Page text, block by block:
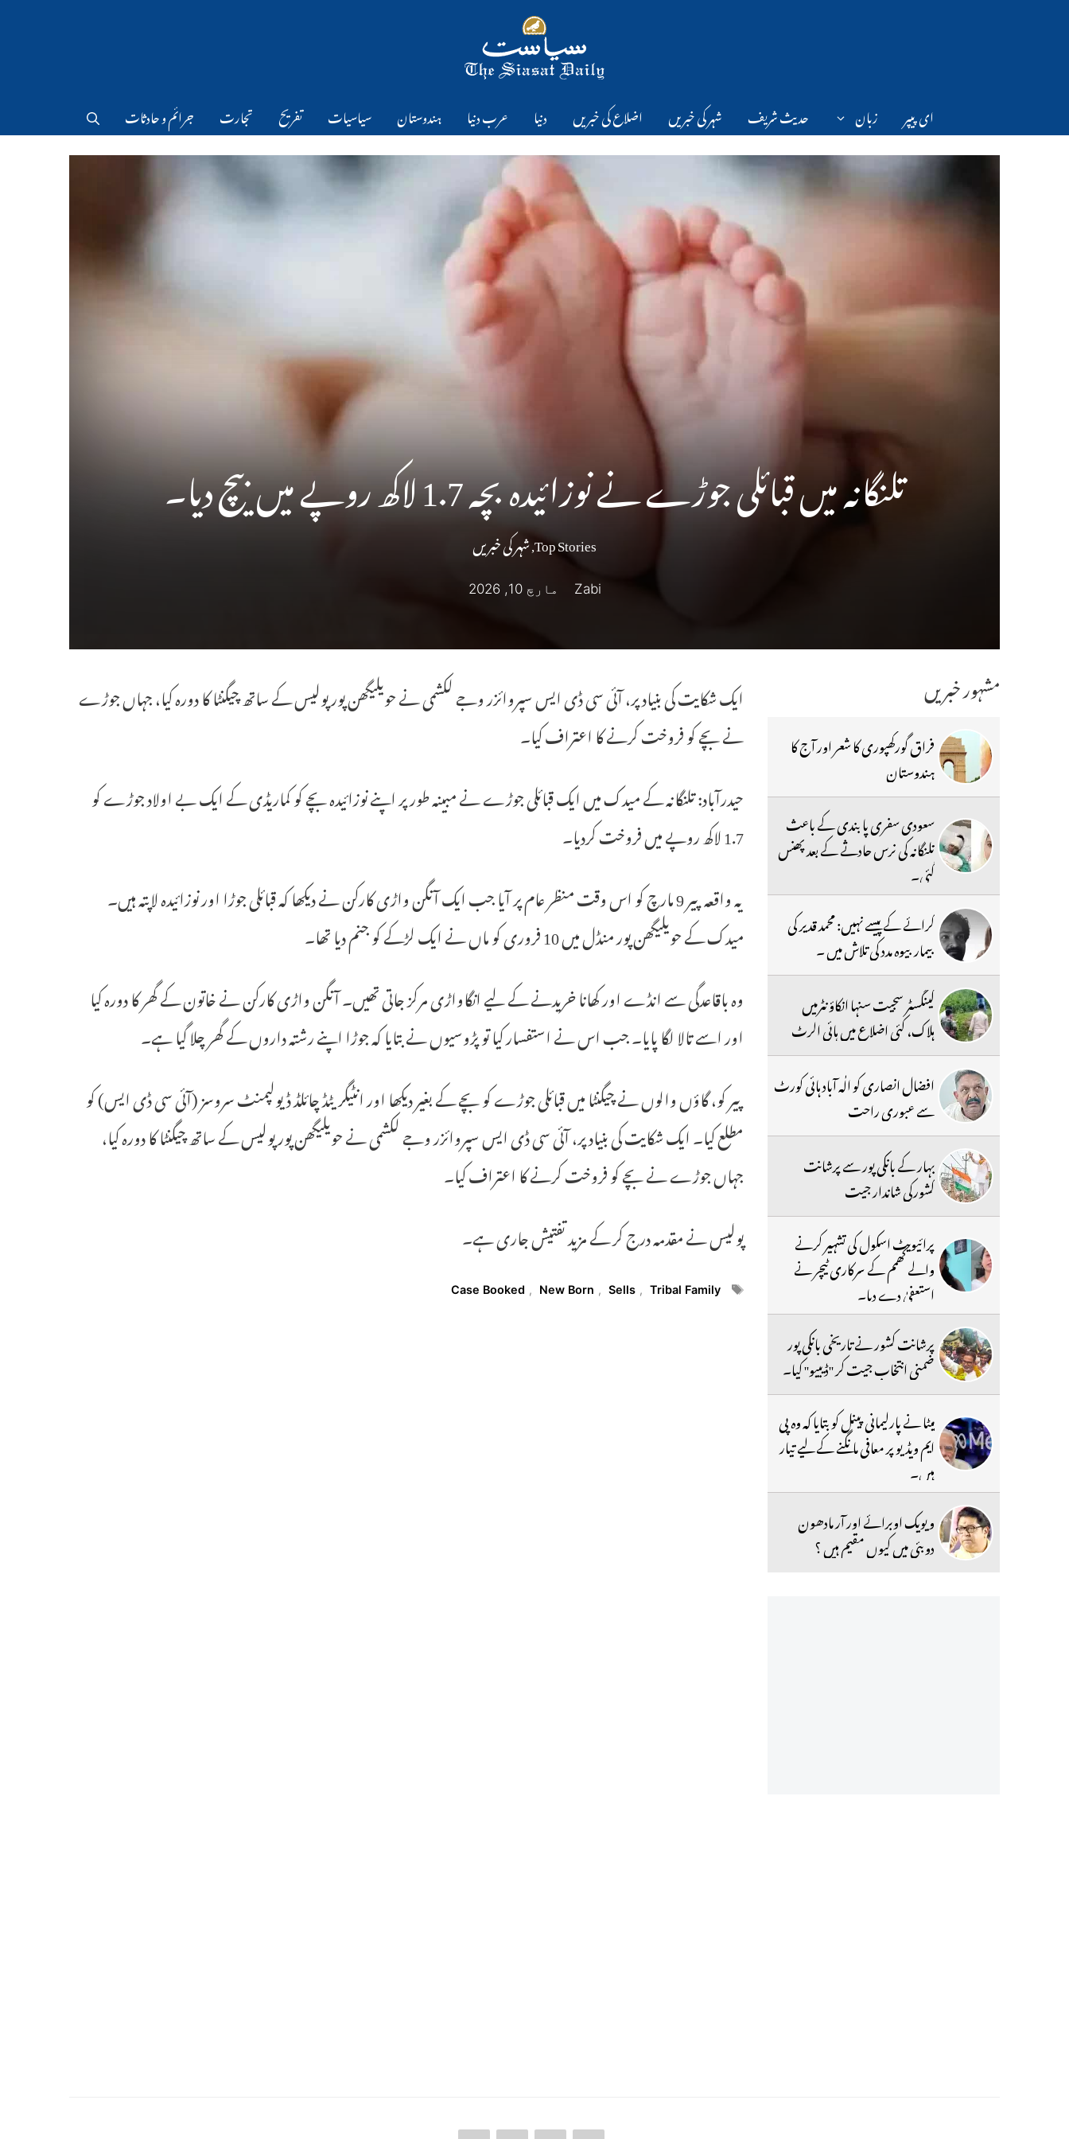
ای پیپر زبان حدیث شریف شہر کی خبریں اضلاع کی خبریں دنیا عرب دنیا ہندوستان سیاسیات تفریح تجارت جرائم و حادثات
تلنگانہ میں قبائلی جوڑے نے نوزائیدہ بچہ 1.7 لاکھ روپے میں بیچ دیا۔
Top Stories
,شہر کی خبریں
Zabi مارچ 10, 2026
ایک شکایت کی بنیاد پر، آئی سی ڈی ایس سپروائزر وجے لکشمی نے حویلیگھن پور پولیس کے ساتھ چیگنٹا کا دورہ کیا، جہاں جوڑے
نے بچے کو فروخت کرنے کا اعتراف کیا۔
حیدرآباد: تلنگانہ کے میدک میں ایک قبائلی جوڑے نے مبینہ طور پر اپنے نوزائیدہ بچے کو کماریڈی کے ایک بے اولاد جوڑے کو
1.7 لاکھ روپے میں فروخت کردیا۔
یہ واقعہ پیر 9 مارچ کو اس وقت منظر عام پر آیا جب ایک آنگن واڑی کارکن نے دیکھا کہ قبائلی جوڑا اور نوزائیدہ لاپتہ ہیں۔
میدک کے حویلیگھن پور منڈل میں 10 فروری کو ماں نے ایک لڑکے کو جنم دیا تھا۔
وہ باقاعدگی سے انڈے اور کھانا خریدنے کے لیے انگاواڑی مرکز جاتی تھیں۔ آنگن واڑی کارکن نے خاتون کے گھر کا دورہ کیا
اور اسے تالا لگا پایا۔ جب اس نے استفسار کیا تو پڑوسیوں نے بتایا کہ جوڑا اپنے رشتہ داروں کے گھر چلا گیا ہے۔
پیر کو، گاؤں والوں نے چیگنٹا میں قبائلی جوڑے کو بچے کے بغیر دیکھا اور انٹیگریٹڈ چائلڈ ڈیولپمنٹ سروسز (آئی سی ڈی ایس) کو
مطلع کیا۔ ایک شکایت کی بنیاد پر، آئی سی ڈی ایس سپروائزر وجے لکشمی نے حویلیگھن پور پولیس کے ساتھ چیگنٹا کا دورہ کیا،
جہاں جوڑے نے بچے کو فروخت کرنے کا اعتراف کیا۔
پولیس نے مقدمہ درج کر کے مزید تفتیش جاری ہے۔
Tags
Case Booked , New Born , Sells , Tribal Family
مشہور خبریں
فراق گورکھپوری کا شعر اور آج کا
ہندوستان
سعودی سفری پابندی کے باعث
تلنگانہ کی نرس حادثے کے بعد پھنس
گئی۔
کرائے کے پیسے نہیں: محمد قدیر کی
بیمار بیوہ مدد کی تلاش میں ۔
گینگسٹر سجیت سنہا انکاؤنٹرمیں
ہلاک، کئی اضلاع میں ہائی الرٹ
افضال انصاری کو الٰہ آباد ہائی کورٹ
سے عبوری راحت
بہار کے بانکی پور سے پرشانت
کشورکی شاندار جیت
پرائیویٹ اسکول کی تشہیر کرنے
والے کھمم کے سرکاری ٹیچر نے
استعفیٰ دے دیا۔
پرشانت کشور نے تاریخی بانکی پور
ضمنی انتخاب جیت کر ''ڈیبیو'' کیا۔
میٹا نے پارلیمانی پینل کو بتایا کہ وہ پی
ایم ویڈیو پر معافی مانگنے کے لیے تیار
ہیں۔
ویویک اوبرائے اور آر مادھون
دوبئی میں کیوں مقیم ہیں ؟